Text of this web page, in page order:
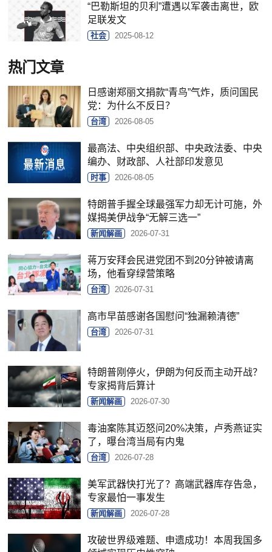
“巴勒斯坦的贝利”遭遇以军袭击离世，欧
足联发文
社会 2025-08-12
热门文章
日感谢郑丽文捐款“青鸟”气炸，质问国民
党：为什么不反日？
台湾 2026-08-05
最高法、中央组织部、中央政法委、中央
编办、财政部、人社部印发意见
时事 2026-08-05
特朗普手握全球最强军力却无计可施，外
媒揭美伊战争“无解三选一”
新闻解画 2026-07-31
蒋万安拜会民进党团不到20分钟被请离
场，他看穿绿营策略
台湾 2026-07-31
高市早苗感谢各国慰问“独漏赖清德”
台湾 2026-07-31
特朗普刚停火，伊朗为何反而主动开战？
专家揭背后算计
新闻解画 2026-07-30
毒油案陈其迈怒问20%决策，卢秀燕证实
了，曝台湾当局有内鬼
台湾 2026-07-28
美军武器快打光了？高端武器库存告急，
专家最怕一事发生
新闻解画 2026-07-28
攻破世界级难题、申遗成功！本周我国多